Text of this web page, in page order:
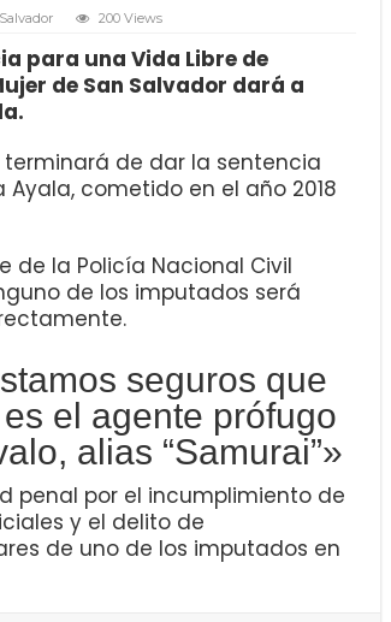
200 Views
para una Vida Libre de
de San Salvador dará a
terminará de dar la sentencia
cometido en el año 2018
de la Policía Nacional Civil
de los imputados será
seguros que
el agente prófugo
alias “Samurai”»
penal por el incumplimiento de
y el delito de
de uno de los imputados en